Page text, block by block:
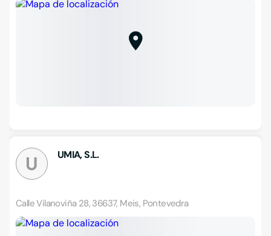
U UMIA, S.L.
Calle Vilanoviña 28, 36637, Meis, Pontevedra